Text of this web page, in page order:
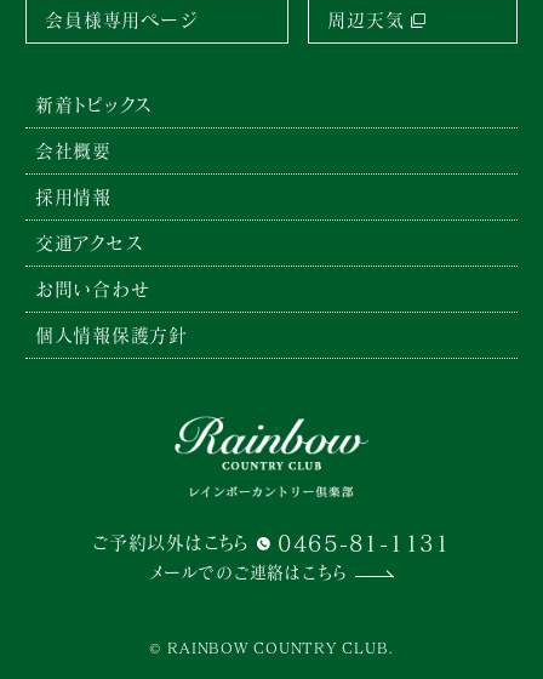
会員様専用ページ 周辺天気
新着トピックス
会社概要
採用情報
交通アクセス
お問い合わせ
個人情報保護方針
ご予約以外はこちら 0465-81-1131
メールでのご連絡はこちら
© RAINBOW COUNTRY CLUB.